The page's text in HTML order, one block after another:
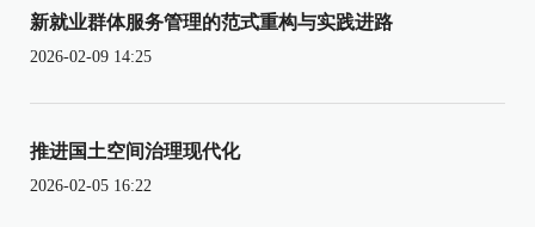
新就业群体服务管理的范式重构与实践进路
2026-02-09 14:25
推进国土空间治理现代化
2026-02-05 16:22